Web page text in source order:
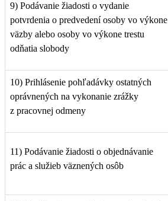
9) Podávanie žiadosti o vydanie
potvrdenia o predvedení osoby vo výkone
väzby alebo osoby vo výkone trestu
odňatia slobody
10) Prihlásenie pohľadávky ostatných
oprávnených na vykonanie zrážky
z pracovnej odmeny
11) Podávanie žiadosti o objednávanie
prác a služieb väznených osôb